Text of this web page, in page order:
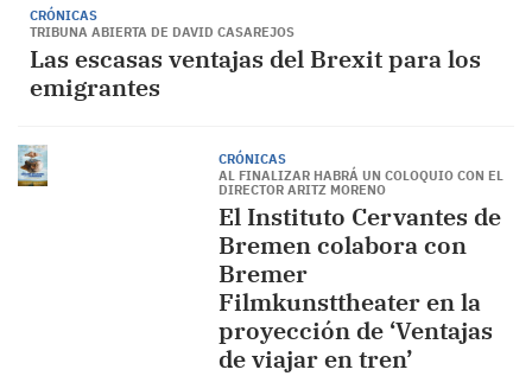
CRÓNICAS
TRIBUNA ABIERTA DE DAVID CASAREJOS
Las escasas ventajas del Brexit para los
emigrantes
CRÓNICAS
AL FINALIZAR HABRÁ UN COLOQUIO CON EL
DIRECTOR ARITZ MORENO
El Instituto Cervantes de
Bremen colabora con
Bremer
Filmkunsttheater en la
proyección de ‘Ventajas
de viajar en tren’